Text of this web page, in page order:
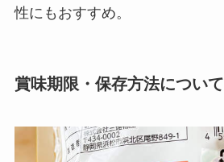
性にもおすすめ。
賞味期限・保存方法について